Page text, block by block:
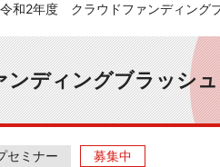
令和2年度 クラウドファンディング
ディングブラッシ
セミナー 募集中